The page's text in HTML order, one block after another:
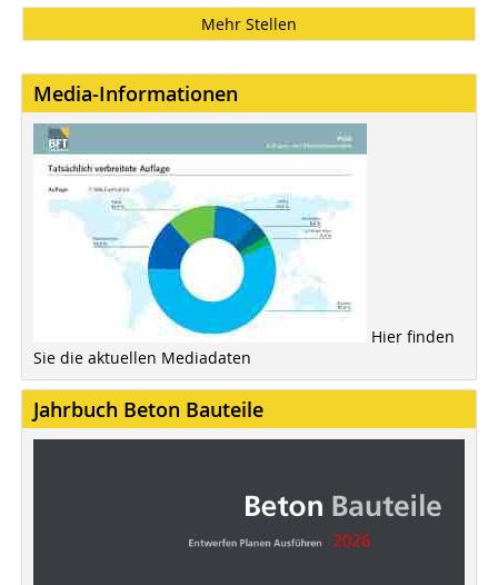
Mehr Stellen
Media-Informationen
Hier finden
Sie die aktuellen Mediadaten
Jahrbuch Beton Bauteile